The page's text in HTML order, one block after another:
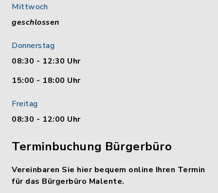
Mittwoch
geschlossen
Donnerstag
08:30 - 12:30 Uhr
15:00 - 18:00 Uhr
Freitag
08:30 - 12:00 Uhr
Terminbuchung Bürgerbüro
Vereinbaren Sie hier bequem online Ihren Termin
für das Bürgerbüro Malente.